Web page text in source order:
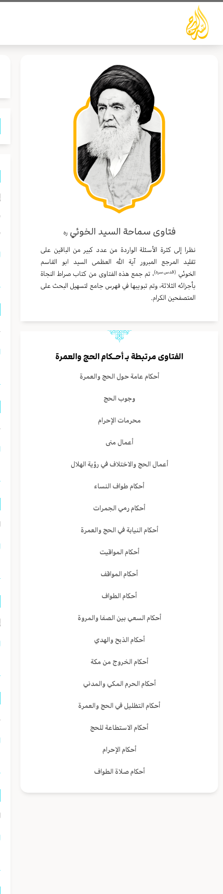
تخطي
المحتوى
فتاوى سماحة السيد الخوئيره
نظرا إلى كثرة الأسئلة الواردة من عدد كبير من الباقين على
تقليد المرجع المبرور آية الله العظمى السيد ابو القاسم
الخوئي (قدس سره)، تم جمع هذه الفتاوى من كتاب صراط النجاة
بأجزائه الثلاثة، وتم تبويبها في فهرس جامع لتسهيل البحث على
المتصفحين الكرام.
الفتاوى مرتبطة بـأحــكام الحج والعمرة
أحكام عامة حول الحج والعمرة
وجوب الحج
محرمات الإحرام
أعمال منى
أعمال الحج والاختلاف في رؤية الهلال
أحكام طواف النساء
أحكام رمي الجمرات
أحكام النيابة في الحج والعمرة
أحكام المواقيت
أحكام المواقف
أحكام الطواف
أحكام السعي بين الصفا والمروة
أحكام الذبح والهدي
أحكام الخروج من مكة
أحكام الحرم المكي والمدني
أحكام التظليل في الحج والعمرة
أحكام الاستطاعة للحج
أحكام الإحرام
أحكام صلاة الطواف